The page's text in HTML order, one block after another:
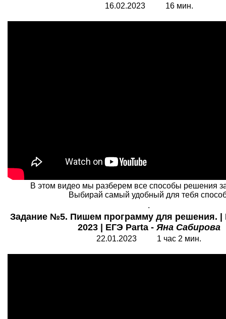
16.02.2023 16мин.
В этом видео мы разберем все способы решения
Выбирай самый удобный для тебя
.
Задание №5. Пишем программу для решения. |
2023 | ЕГЭ Parta -Яна Сабирова
22.01.2023 1 час 2 мин.